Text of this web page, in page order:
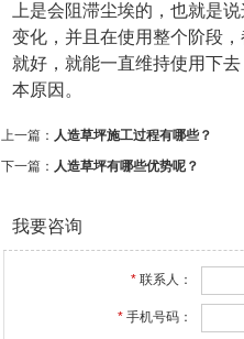
上是会阻滞尘埃的，也就是
变化，并且在使用整个阶段
就好，就能一直维持使用下
本原因。
上一篇： 人造草坪施工过程有哪些？
下一篇： 人造草坪有哪些优势呢？
我要咨询
* 联系人：
* 手机号码：